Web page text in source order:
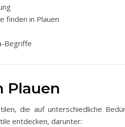
finden in Plauen
Begriffe
Plauen
die auf unterschiedliche
entdecken, darunter: